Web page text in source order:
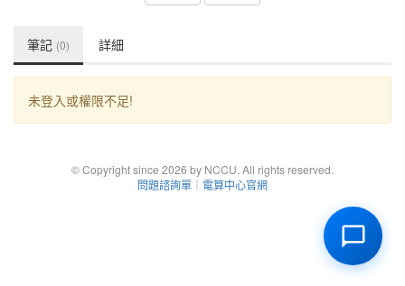
筆記 (0) 詳細
未登入或權限不足!
© Copyright since 2026 by NCCU. All rights reserved.
問題諮詢單 ｜ 電算中心官網